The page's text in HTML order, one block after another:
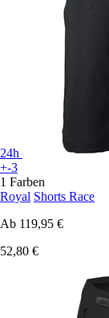
24h
+-3
1 Farben
Royal Shorts Race
Ab 119,95 €
52,80 €